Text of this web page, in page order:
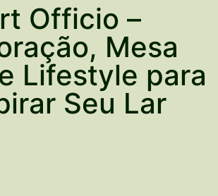
Officio –
Mesa
Lifestyle para
Seu Lar